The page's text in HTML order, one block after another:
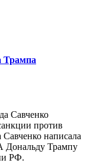
Трампа
Савченко
против
написала
Дональду Трампу
РФ.